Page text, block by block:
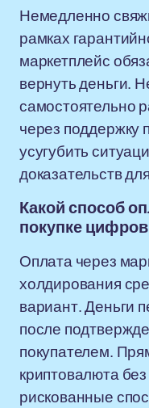
Немедленно
рамках
маркетплейс
вернуть деньги.
самостоятельно
через
усугубить
доказательств
Какой способ
покупке
Оплата через
холдирования
вариант. Деньги
после
покупателем.
криптовалюта
рискованные